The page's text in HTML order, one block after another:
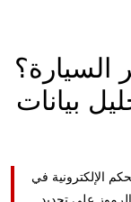
بيانات
الإلكترونية في